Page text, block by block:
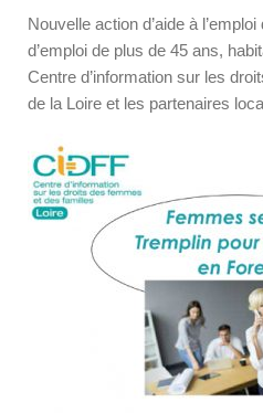
Nouvelle action d’aide à
d’emploi de plus de 45 ans,
Centre d’information sur les
de la Loire et les partenaires